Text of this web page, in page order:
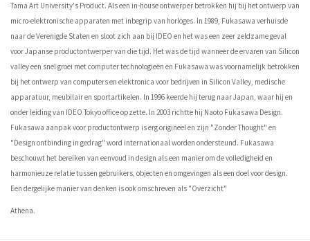
Tama Art University's Product. Als een in-house ontwerper betrokken hij bij het ontwerp van
micro-elektronische apparaten met inbegrip van horloges. In 1989, Fukasawa verhuisde
naar de Verenigde Staten en sloot zich aan bij IDEO en het was een zeer zeldzame geval
voor Japanse productontwerper van die tijd. Het was de tijd wanneer de ervaren van Silicon
valley een snel groei met computer technologieën en Fukasawa was voornamelijk betrokken
bij het ontwerp van computers en elektronica voor bedrijven in Silicon Valley, medische
apparatuur, meubilair en sportartikelen. In 1996 keerde hij terug naar Japan, waar hij en
onder leiding van IDEO Tokyo office opzette. In 2003 richtte hij Naoto Fukasawa Design.
Fukasawa aanpak voor productontwerp is erg origineel en zijn "Zonder Thought" en
"Design ontbinding in gedrag" word internationaal worden ondersteund. Fukasawa
beschouwt het bereiken van eenvoud in design als een manier om de volledigheid en
harmonieuze relatie tussen gebruikers, objecten en omgevingen als een doel voor design.
Een dergelijke manier van denken is ook omschreven als "Overzicht"
Athena.